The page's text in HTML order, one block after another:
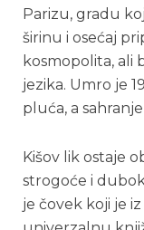
Parizu, gradu
širinu i osećaj
kosmopolita, ali
jezika. Umro je
pluća, a
Kišov lik ostaje
strogoće i
je čovek koji je